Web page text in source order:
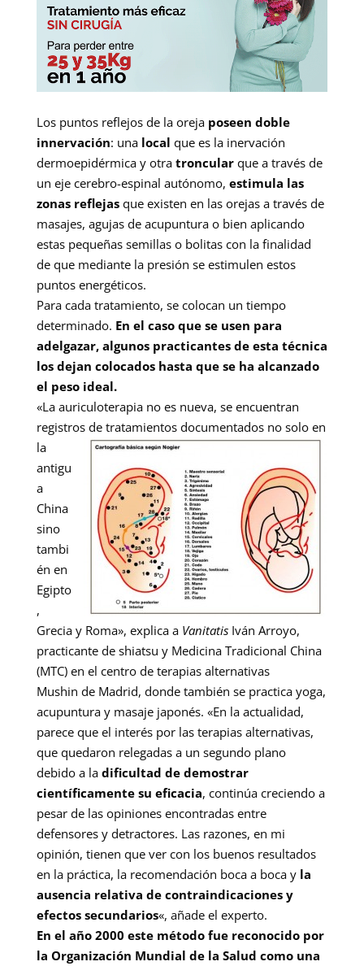
Los puntos reflejos de la oreja poseen doble
innervación: una local que es la inervación
dermoepidérmica y otra troncularque a través de
un eje cerebro-espinal autónomo, estimula las
zonas reflejasque existen en las orejas a través de
masajes, agujas de acupuntura o bien aplicando
estas pequeñas semillas o bolitas con la finalidad
de que mediante la presión se estimulen estos
puntos energéticos.
Para cada tratamiento, se colocan un tiempo
determinado. En el caso que se usen para
adelgazar, algunos practicantes de esta técnica
los dejan colocados hasta que se ha alcanzado
el peso ideal.
«La auriculoterapia no es nueva, se encuentran
registros de tratamientos documentados no solo en
la
antigu
a
China
sino
tambi
én en
Egipto
,
Grecia y Roma», explica a VanitatisIván Arroyo,
practicante de shiatsu y Medicina Tradicional China
(MTC) en el centro de terapias alternativas
Mushin de Madrid, donde también se practica yoga,
acupuntura y masaje japonés. «En la actualidad,
parece que el interés por las terapias alternativas,
que quedaron relegadas a un segundo plano
debido a la dificultad de demostrar
científicamente su eficacia, continúa creciendo a
pesar de las opiniones encontradas entre
defensores y detractores. Las razones, en mi
opinión, tienen que ver con los buenos resultados
en la práctica, la recomendación boca a boca y la
ausencia relativa de contraindicaciones y
efectos secundarios«, añade el experto.
En el año 2000 este método fue reconocido por
la Organización Mundial de la Salud como una